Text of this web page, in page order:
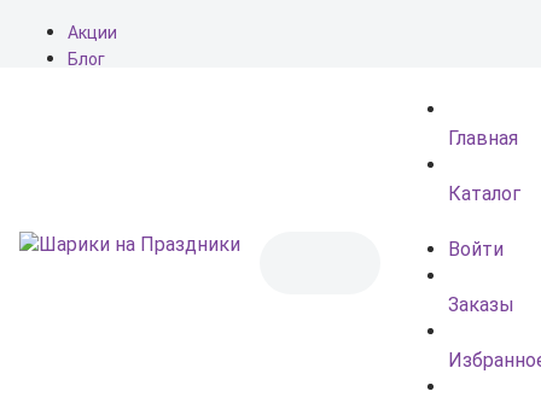
Акции
Блог
Главная
Каталог
Войти
Заказы